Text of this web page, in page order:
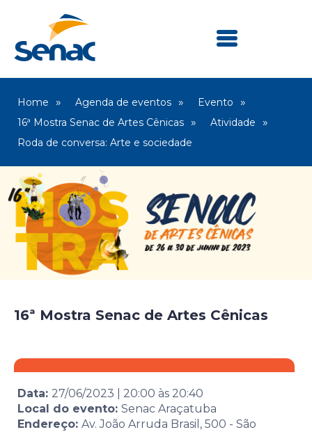
Home Agenda de eventos
Evento
16ª Mostra Senac de Artes Cênicas
Atividade
Roda de conversa: Arte e sociedade
16ª Mostra Senac de Artes Cênicas
Data: 27/06/2023 20:00 às 20:40
Local do evento: Senac Araçatuba
Endereço: Av. João Arruda Brasil, 500 - São